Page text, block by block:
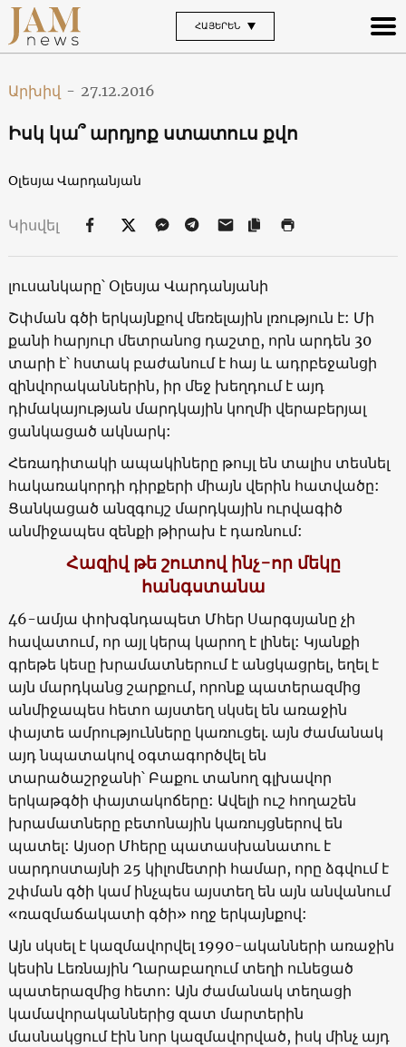
ՀԱՅԵՐԵՆ
Արխիվ - 27.12.2016
Իսկ կա՞ արդյոք ստատուս քվո
Օլեսյա Վարդանյան
Կիսվել
լուսանկարը՝ Օլեսյա Վարդանյանի
Շփման գծի երկայնքով մեռելային լռություն է: Մի
քանի հարյուր մետրանոց դաշտը, որն արդեն 30
տարի է՝ հստակ բաժանում է հայ և ադրբեջանցի
զինվորականներին, իր մեջ խեղդում է այդ
դիմակայության մարդկային կողմի վերաբերյալ
ցանկացած ակնարկ:
Հեռադիտակի ապակիները թույլ են տալիս տեսնել
հակառակորդի դիրքերի միայն վերին հատվածը:
Ցանկացած անզգույշ մարդկային ուրվագիծ
անմիջապես զենքի թիրախ է դառնում:
Հազիվ թե շուտով ինչ-որ մեկը
հանգստանա
46-ամյա փոխգնդապետ Մհեր Սարգսյանը չի
հավատում, որ այլ կերպ կարող է լինել: Կյանքի
գրեթե կեսը խրամատներում է անցկացրել, եղել է
այն մարդկանց շարքում, որոնք պատերազմից
անմիջապես հետո այստեղ սկսել են առաջին
փայտե ամրությունները կառուցել. այն ժամանակ
այդ նպատակով օգտագործվել են
տարածաշրջանի՝ Բաքու տանող գլխավոր
երկաթգծի փայտակոճերը: Ավելի ուշ հողաշեն
խրամատները բետոնային կառույցներով են
պատել: Այսօր Մհերը պատասխանատու է
սարդոստայնի 25 կիլոմետրի համար, որը ձգվում է
շփման գծի կամ ինչպես այստեղ են այն անվանում
«ռազմաճակատի գծի» ողջ երկայնքով:
Այն սկսել է կազմավորվել 1990-ականների առաջին
կեսին Լեռնային Ղարաբաղում տեղի ունեցած
պատերազմից հետո: Այն ժամանակ տեղացի
կամավորականներից զատ մարտերին
մասնակցում էին նոր կազմավորված, իսկ մինչ այդ